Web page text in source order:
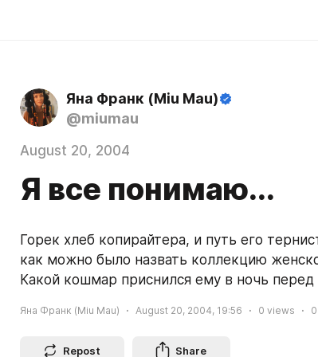
Яна Франк (Miu Mau)
@miumau
August 20, 2004
Я все понимаю...
Горек хлеб копирайтера, и путь его
как можно было назвать коллекцию
Какой кошмар приснился ему в ночь
Яна Франк (Miu Mau) August 20, 2004, 19:56 0 views 0
Repost Share